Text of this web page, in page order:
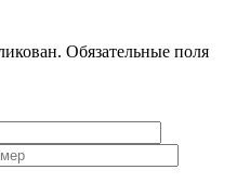
Обязательные поля